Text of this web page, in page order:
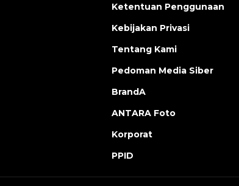
Ketentuan Penggunaan
Kebijakan Privasi
Tentang Kami
Pedoman Media Siber
BrandA
ANTARA Foto
Korporat
PPID